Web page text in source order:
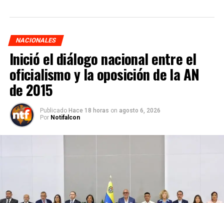
NACIONALES
Inició el diálogo nacional entre el
oficialismo y la oposición de la AN
de 2015
Publicado Hace 18 horas on agosto 6, 2026
Por Notifalcon